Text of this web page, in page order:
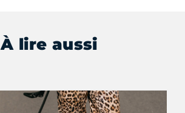
À lire aussi